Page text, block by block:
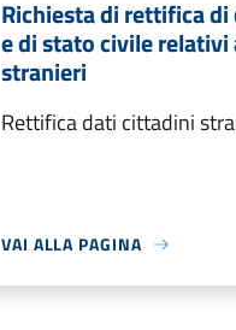
Richiesta di rettifica
e di stato civile
stranieri
Rettifica dati cittadini
VAI ALLA PAGINA